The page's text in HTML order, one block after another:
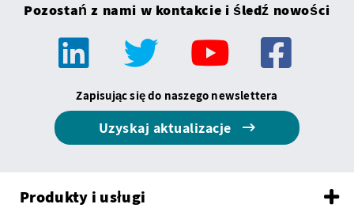
Pozostań z nami w kontakcie i śledź nowości
Zapisując się do naszego newslettera
Uzyskaj aktualizacje
Produkty i usługi